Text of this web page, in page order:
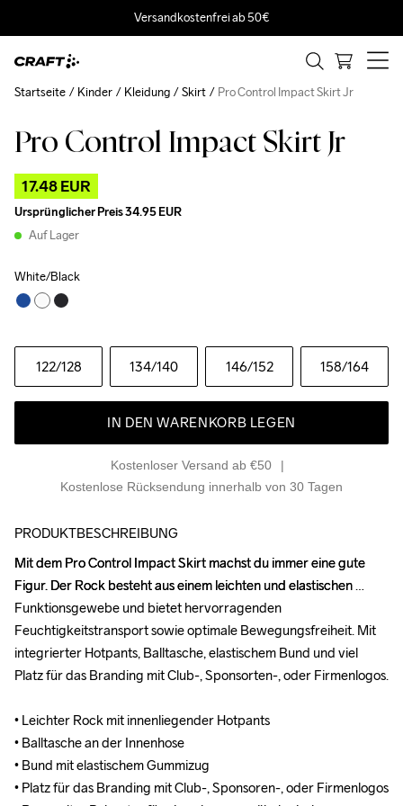
Versandkostenfrei ab 50€
Pro Control Impact Skirt Jr
17.48 EUR
Ursprünglicher Preis34.95 EUR
Auf Lager
White/Black
122/128 134/140 146/152 158/164
IN DEN WARENKORB LEGEN
Kostenloser Versand ab €50
Kostenlose Rücksendung innerhalb von 30 Tagen
Startseite Kinder Kleidung Skirt Pro Control Impact Skirt Jr
Outlet
PRODUKTBESCHREIBUNG
Mit dem Pro Control Impact Skirt machst du immer eine gute
Figur. Der Rock besteht aus einem leichten und elastischen
Funktionsgewebe und bietet hervorragenden
Feuchtigkeitstransport sowie optimale Bewegungsfreiheit. Mit
integrierter Hotpants, Balltasche, elastischem Bund und viel
Platz für das Branding mit Club-, Sponsorten-, oder Firmenlogos.
• Leichter Rock mit innenliegender Hotpants
• Balltasche an der Innenhose
• Bund mit elastischem Gummizug
• Platz für das Branding mit Club-, Sponsoren-, oder Firmenlogos
Mit dem Pro Control Impact Skirt machst du immer eine gute
Figur. Der Rock besteht aus einem leichten und elastischen
Funktionsgewebe und bietet hervorragenden
Feuchtigkeitstransport sowie optimale Bewegungsfreiheit. Mit
integrierter Hotpants, Balltasche, elastischem Bund und viel
Platz für das Branding mit Club-, Sponsorten-, oder Firmenlogos.
• Leichter Rock mit innenliegender Hotpants
• Balltasche an der Innenhose
• Bund mit elastischem Gummizug
• Platz für das Branding mit Club-, Sponsoren-, oder Firmenlogos